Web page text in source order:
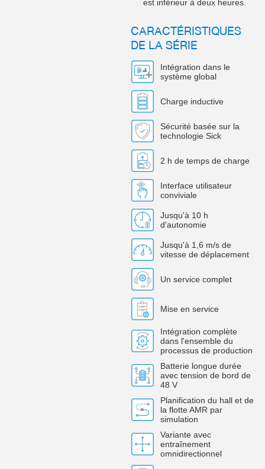
est inférieur à deux heures.
CARACTÉRISTIQUES
DE LA SÉRIE
Intégration dans le
système global
Charge inductive
Sécurité basée sur la
technologie Sick
2 h de temps de charge
Interface utilisateur
conviviale
Jusqu'à 10 h
d'autonomie
Jusqu'à 1,6 m/s de
vitesse de déplacement
Un service complet
Mise en service
Intégration complète
dans l'ensemble du
processus de production
Batterie longue durée
avec tension de bord de
48 V
Planification du hall et de
la flotte AMR par
simulation
Variante avec
entraînement
omnidirectionnel